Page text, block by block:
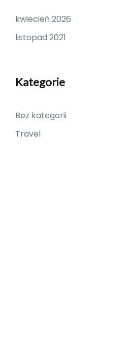
kwiecień 2026
listopad 2021
Kategorie
Bez kategorii
Travel